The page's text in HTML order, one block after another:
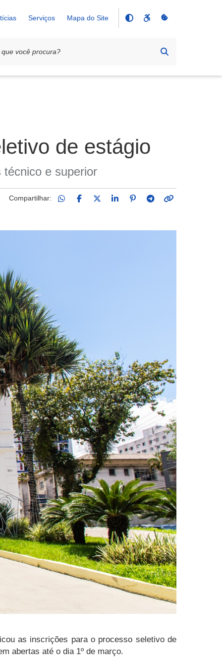
Serviços Mapa do Site
de estágio
técnico e superior
Compartilhar:
as inscrições para o processo seletivo de
abertas até o dia 1º de março.